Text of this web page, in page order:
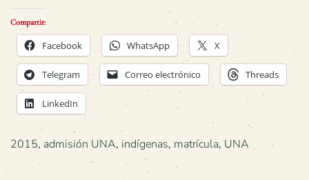
Compartir:
Facebook WhatsApp X
Telegram Correo electrónico Threads
LinkedIn
2015, admisión UNA, indígenas, matrícula, UNA